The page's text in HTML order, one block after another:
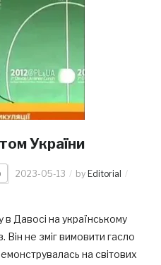
України
2023-05-13 by Editorial
в Давосі на українському
Він не зміг вимовити гасло
на світових